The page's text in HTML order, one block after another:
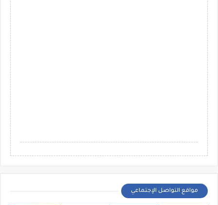
مواقع التواصل الإجتماعي